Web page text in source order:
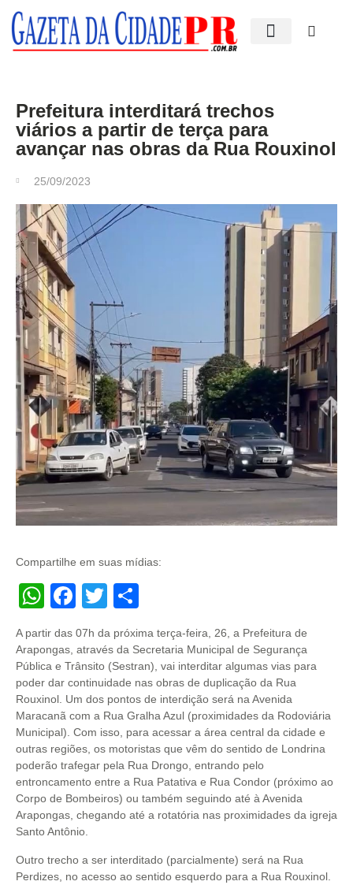
Prefeitura interditará trechos
viários a partir de terça para
avançar nas obras da Rua Rouxinol
25/09/2023
Compartilhe em suas mídias:
WhatsApp
Facebook
Twitter
A partir das 07h da próxima terça-feira, 26, a Prefeitura de
Arapongas, através da Secretaria Municipal de Segurança
Pública e Trânsito (Sestran), vai interditar algumas vias para
poder dar continuidade nas obras de duplicação da Rua
Rouxinol. Um dos pontos de interdição será na Avenida
Maracanã com a Rua Gralha Azul (proximidades da Rodoviária
Municipal). Com isso, para acessar a área central da cidade e
outras regiões, os motoristas que vêm do sentido de Londrina
poderão trafegar pela Rua Drongo, entrando pelo
entroncamento entre a Rua Patativa e Rua Condor (próximo ao
Corpo de Bombeiros) ou também seguindo até à Avenida
Arapongas, chegando até a rotatória nas proximidades da igreja
Santo Antônio.
Outro trecho a ser interditado (parcialmente) será na Rua
Perdizes, no acesso ao sentido esquerdo para a Rua Rouxinol.